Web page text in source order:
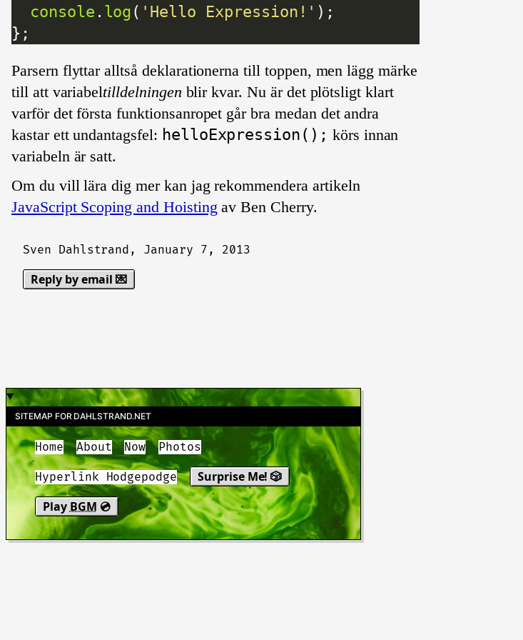
console . log ( 'Hello Expression!'
Parsern flyttar alltså deklarationerna till toppen, men lägg märke
till att variabeltilldelningen blir kvar. Nu är det plötsligt klart
varför det första funktionsanropet går bra medan det andra
kastar ett undantagsfel: helloExpression(); körs innan
variabeln är satt.
Om du vill lära dig mer kan jag rekommendera artikeln
JavaScript Scoping and Hoisting av Ben Cherry.
Sven Dahlstrand, January 7, 2013
Reply by email 💌
SITEMAP FOR DAHLSTRAND.NET
Home About Now Photos
Hyperlink Hodgepodge
Surprise Me! 🎲
Play BGM 💿